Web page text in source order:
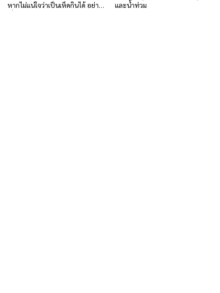
หากไม่แน่ใจว่าเป็นเห็ดกินได้ อย่า
และน้ำท่วม